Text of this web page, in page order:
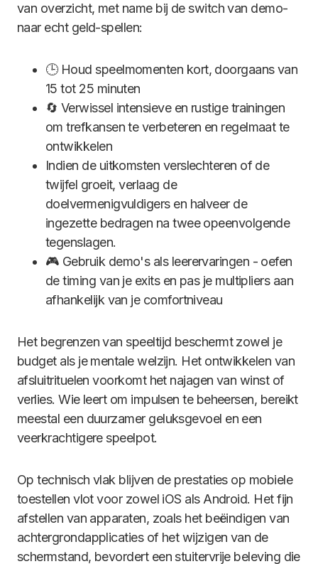
van overzicht, met name bij de switch van demo-
naar echt geld-spellen:
🕒 Houd speelmomenten kort, doorgaans van
15 tot 25 minuten
🔄 Verwissel intensieve en rustige trainingen
om trefkansen te verbeteren en regelmaat te
ontwikkelen
Indien de uitkomsten verslechteren of de
twijfel groeit, verlaag de
doelvermenigvuldigers en halveer de
ingezette bedragen na twee opeenvolgende
tegenslagen.
🎮 Gebruik demo's als leerervaringen - oefen
de timing van je exits en pas je multipliers aan
afhankelijk van je comfortniveau
Het begrenzen van speeltijd beschermt zowel je
budget als je mentale welzijn. Het ontwikkelen van
afsluitrituelen voorkomt het najagen van winst of
verlies. Wie leert om impulsen te beheersen, bereikt
meestal een duurzamer geluksgevoel en een
veerkrachtigere speelpot.
Op technisch vlak blijven de prestaties op mobiele
toestellen vlot voor zowel iOS als Android. Het fijn
afstellen van apparaten, zoals het beëindigen van
achtergrondapplicaties of het wijzigen van de
schermstand, bevordert een stuitervrije beleving die